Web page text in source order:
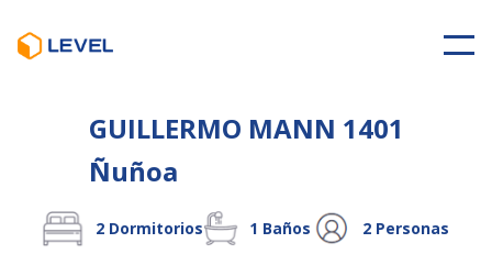
GUILLERMO MANN 1401
Ñuñoa
2 Dormitorios 1 Baños 2 Personas